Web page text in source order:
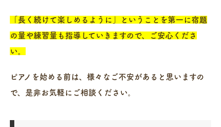
「長く続けて楽しめるように」ということを第一に宿題
の量や練習量も指導していきますので、ご安心くださ
い。
ピアノを始める前は、様々なご不安があると思いますの
で、是非お気軽にご相談ください。